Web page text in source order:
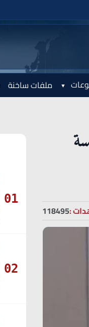
ملفات ساخنة
:
118495
01
02